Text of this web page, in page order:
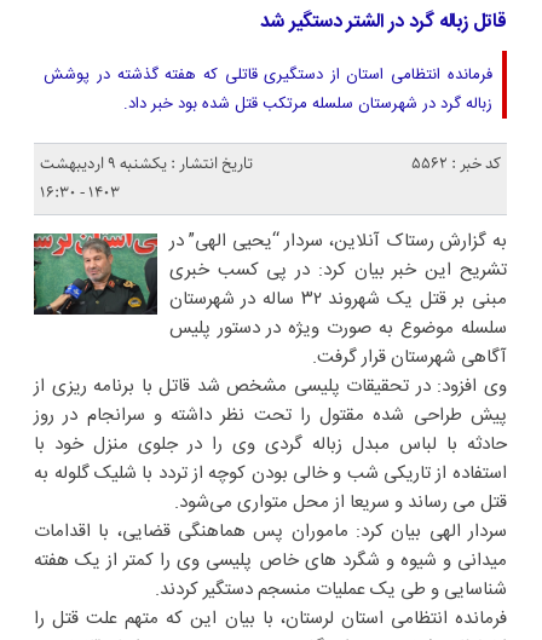
قاتل زباله گرد در الشتر دستگیر شد
فرمانده انتظامی استان از دستگیری قاتلی که هفته گذشته در پوشش
زباله گرد در شهرستان سلسله مرتکب قتل شده بود خبر داد.
کد خبر : 5562
تاریخ انتشار : یکشنبه ۹ اردیبهشت
۱۴۰۳ - ۱۶:۳۰
به گزارش رستاک آنلاین، سردار “یحیی الهی” در
تشریح این خبر بیان کرد: در پی کسب خبری
مبنی بر قتل یک شهروند ۳۲ ساله در شهرستان
سلسله موضوع به صورت ویژه در دستور پلیس
آگاهی شهرستان قرار گرفت.
وی افزود: در تحقیقات پلیسی مشخص شد قاتل با برنامه ریزی از
پیش طراحی شده مقتول را تحت نظر داشته و سرانجام در روز
حادثه با لباس مبدل زباله گردی وی را در جلوی منزل خود با
استفاده از تاریکی شب و خالی بودن کوچه از تردد با شلیک گلوله به
قتل می رساند و سریعا از محل متواری می‌شود.
سردار الهی بیان کرد: ماموران پس هماهنگی قضایی، با اقدامات
میدانی و شیوه و شگرد های خاص پلیسی وی را کمتر از یک هفته
شناسایی و طی یک عملیات منسجم دستگیر کردند.
فرمانده انتظامی استان لرستان، با بیان این که متهم علت قتل را